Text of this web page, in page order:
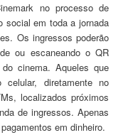
no processo de
social em toda a jornada
Os ingressos poderão
ou escaneando o QR
cinema. Aqueles que
celular, diretamente no
localizados próximos
de ingressos. Apenas
em dinheiro.